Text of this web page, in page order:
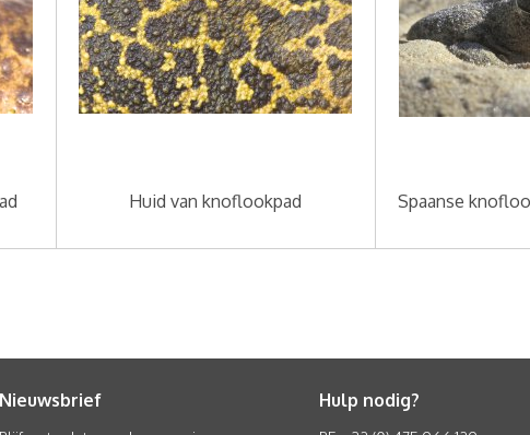
Huid van knoflookpad Spaanse
Nieuwsbrief Hulp nodig?